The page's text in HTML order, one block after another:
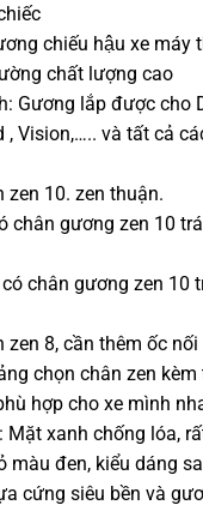
chiếu hậu xe máy
chất lượng cao
Gương lắp được cho
, Vision,….. và tất cả
zen 10. zen thuận.
chân gương zen 10
có chân gương zen 10
zen 8, cần thêm ốc
chọn chân zen
hợp cho xe mình
Mặt xanh chống lóa,
màu đen, kiểu dáng
cứng siêu bền và